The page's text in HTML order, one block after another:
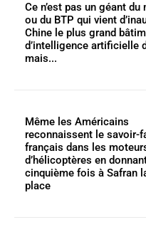
Ce n’est pas un géant du
ou du BTP qui vient
Chine le plus grand
d’intelligence artificielle
mais...
Même les Américains
reconnaissent le savoir-
français dans les
d’hélicoptères en
cinquième fois à Safran
place